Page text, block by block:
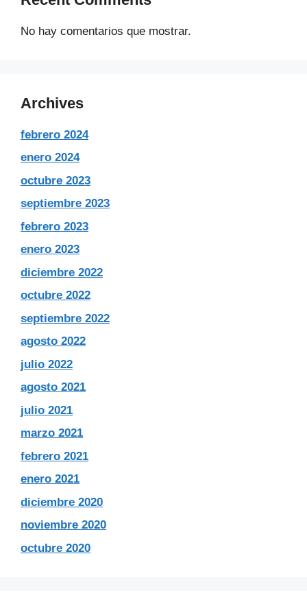
No hay comentarios que mostrar.
Archives
febrero 2024
enero 2024
octubre 2023
septiembre 2023
febrero 2023
enero 2023
diciembre 2022
octubre 2022
septiembre 2022
agosto 2022
julio 2022
agosto 2021
julio 2021
marzo 2021
febrero 2021
enero 2021
diciembre 2020
noviembre 2020
octubre 2020